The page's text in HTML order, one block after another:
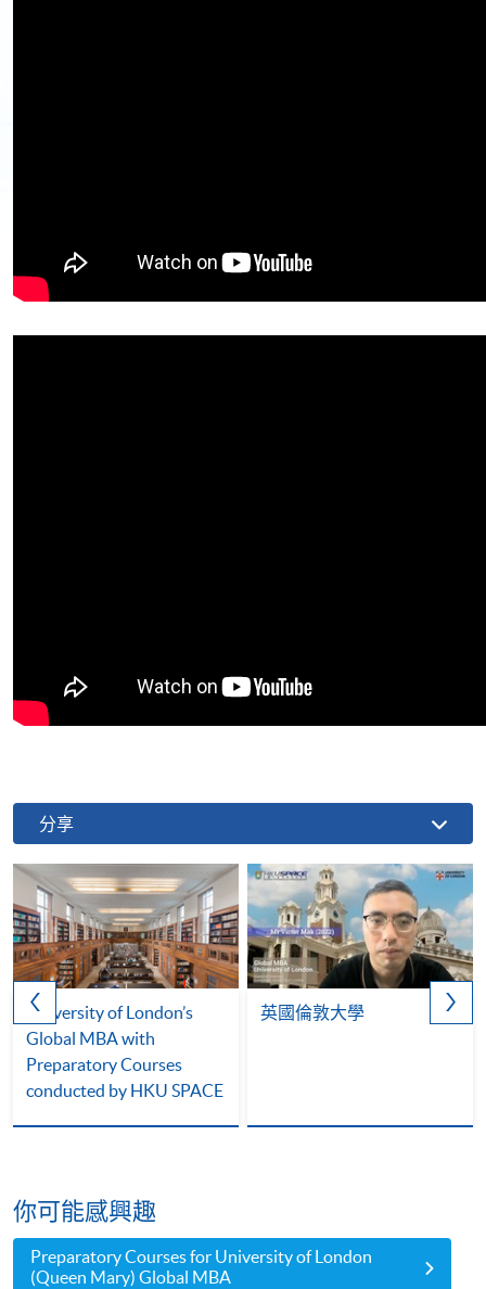
分享
University of London’s
Global MBA with
Preparatory Courses
conducted by HKU SPACE
英國倫敦大學
你可能感興趣
Preparatory Courses for University of London
(Queen Mary) Global MBA